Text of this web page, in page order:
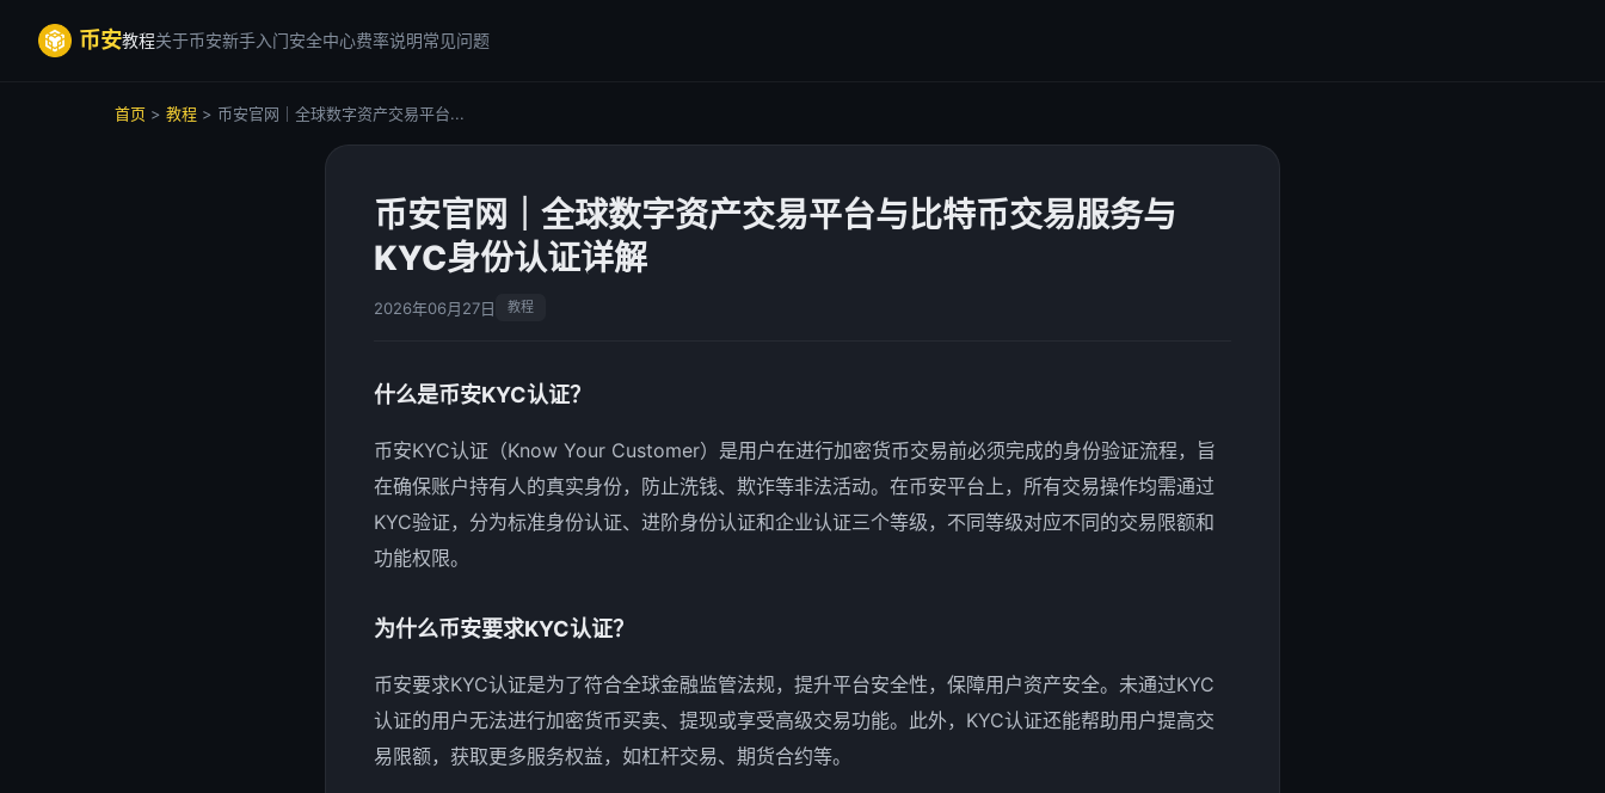
币安教程关于币安新手入门安全中心费率说明常见问题
首页 > 教程 > 币安官网｜全球数字资产交易平台...
币安官网｜全球数字资产交易平台与比特币交易服务与
KYC身份认证详解
2026年06月27日 教程
什么是币安KYC认证？
币安KYC认证（Know Your Customer）是用户在进行加密货币交易前必须完成的身份验证流程，旨
在确保账户持有人的真实身份，防止洗钱、欺诈等非法活动。在币安平台上，所有交易操作均需通过
KYC验证，分为标准身份认证、进阶身份认证和企业认证三个等级，不同等级对应不同的交易限额和
功能权限。
为什么币安要求KYC认证？
币安要求KYC认证是为了符合全球金融监管法规，提升平台安全性，保障用户资产安全。未通过KYC
认证的用户无法进行加密货币买卖、提现或享受高级交易功能。此外，KYC认证还能帮助用户提高交
易限额，获取更多服务权益，如杠杆交易、期货合约等。